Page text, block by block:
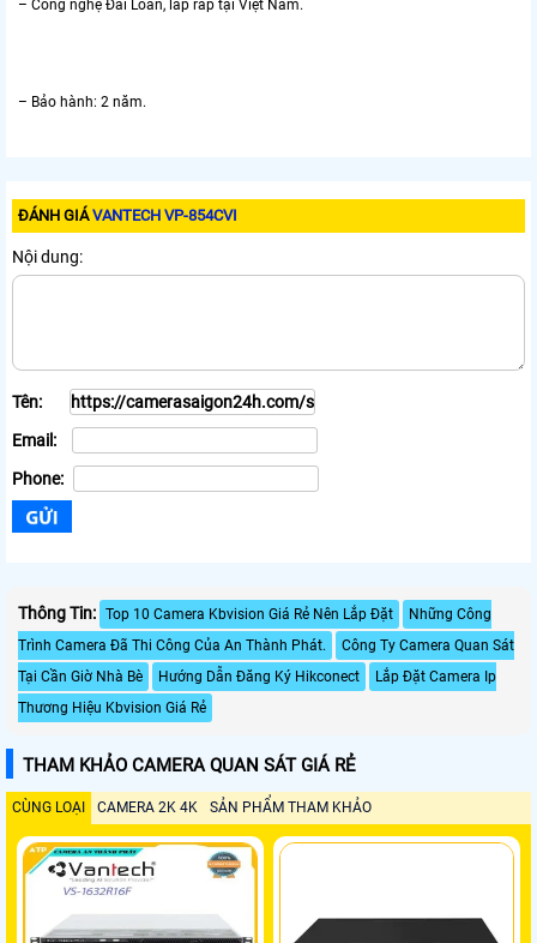
– Công nghệ Đài Loan, lắp ráp tại Việt Nam.
– Bảo hành: 2 năm.
ĐÁNH GIÁVANTECH VP-854CVI
Nội dung:
Tên:
Email:
Phone:
Thông Tin: Top 10 Camera Kbvision Giá Rẻ Nên Lắp Đặt
Những Công
Trình Camera Đã Thi Công Của An Thành Phát.
Công Ty Camera Quan Sát
Tại Cần Giờ Nhà Bè
Hướng Dẫn Đăng Ký Hikconect
Lắp Đặt Camera Ip
Thương Hiệu Kbvision Giá Rẻ
THAM KHẢO CAMERA QUAN SÁT GIÁ RẺ
CÙNG LOẠI CAMERA 2K 4K SẢN PHẨM THAM KHẢO